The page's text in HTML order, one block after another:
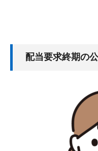
配当要求終期の